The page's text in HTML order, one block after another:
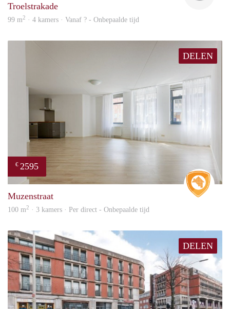
Troelstrakade
99 m2 · 4 kamers · Vanaf ? - Onbepaalde tijd
DELEN
€ 2595
Muzenstraat
100 m2 · 3 kamers · Per direct - Onbepaalde tijd
DELEN